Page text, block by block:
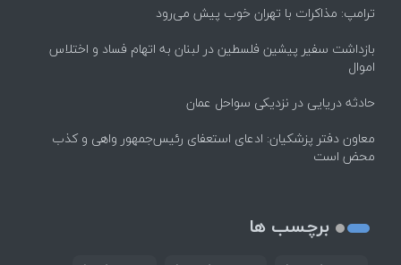
ترامپ: مذاکرات با تهران خوب پیش می‌رود
بازداشت سفیر پیشین فلسطین در لبنان به اتهام فساد و اختلاس
اموال
حادثه دریایی در نزدیکی سواحل عمان
معاون دفتر پزشکیان: ادعای استعفای رئیس‌جمهور واهی و کذب
محض است
برچسب ها